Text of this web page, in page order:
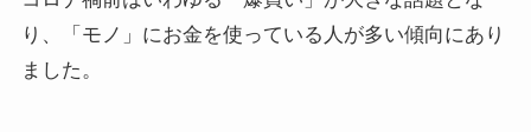
り、「モノ」にお金を使っている人が多い傾向にあり
ました。